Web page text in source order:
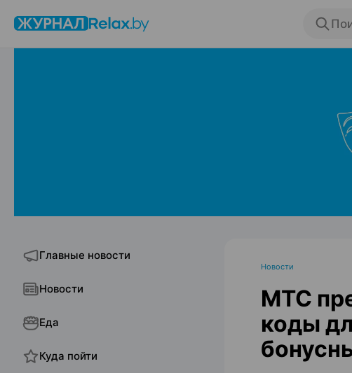
Главные новости
Новости
Еда
Куда пойти
Новости
МТС
коды